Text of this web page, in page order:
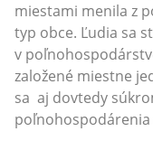
miestami menila z
typ obce. Ľudia sa
v
založené miestne
sa aj dovtedy
poľnohospodárenia